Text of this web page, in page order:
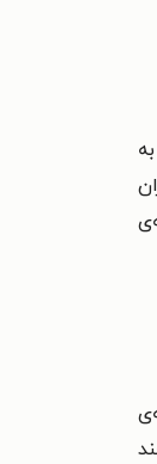
چند